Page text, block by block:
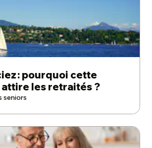
: pourquoi cette
attire les retraités ?
seniors